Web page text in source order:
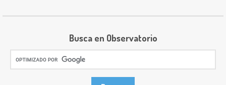
Busca en Observatorio